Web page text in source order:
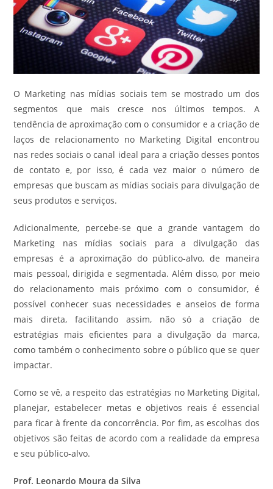
O Marketing nas mídias sociais tem se mostrado um dos
segmentos que mais cresce nos últimos tempos. A
tendência de aproximação com o consumidor e a criação de
laços de relacionamento no Marketing Digital encontrou
nas redes sociais o canal ideal para a criação desses pontos
de contato e, por isso, é cada vez maior o número de
empresas que buscam as mídias sociais para divulgação de
seus produtos e serviços.
Adicionalmente, percebe-se que a grande vantagem do
Marketing nas mídias sociais para a divulgação das
empresas é a aproximação do público-alvo, de maneira
mais pessoal, dirigida e segmentada. Além disso, por meio
do relacionamento mais próximo com o consumidor, é
possível conhecer suas necessidades e anseios de forma
mais direta, facilitando assim, não só a criação de
estratégias mais eficientes para a divulgação da marca,
como também o conhecimento sobre o público que se quer
impactar.
Como se vê, a respeito das estratégias no Marketing Digital,
planejar, estabelecer metas e objetivos reais é essencial
para ficar à frente da concorrência. Por fim, as escolhas dos
objetivos são feitas de acordo com a realidade da empresa
e seu público-alvo.
Prof. Leonardo Moura da Silva